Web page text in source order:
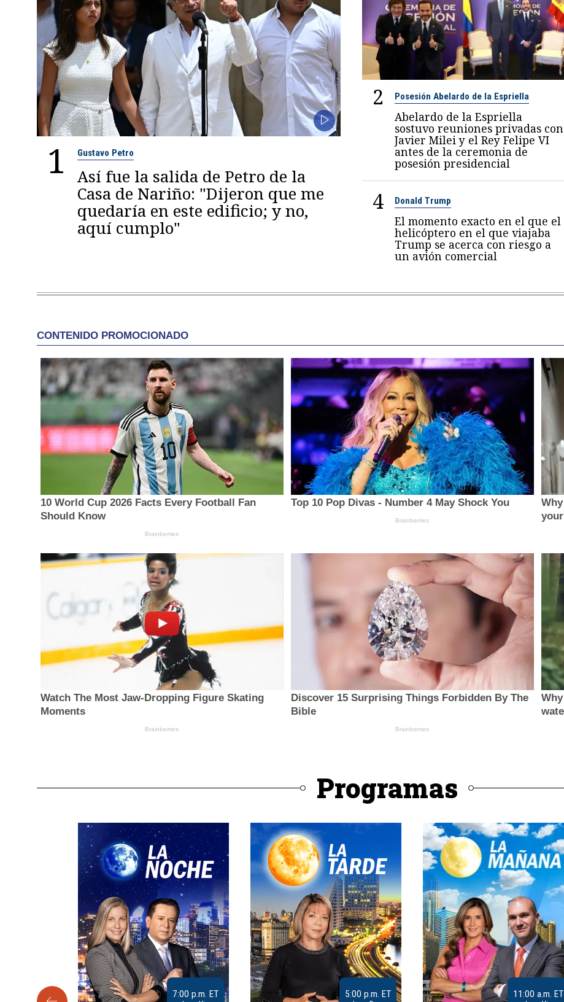
1 Gustavo Petro
Así fue la salida de Petro de la
Casa de Nariño: "Dijeron que me
quedaría en este edificio; y no,
aquí cumplo"
2 Posesión Abelardo de la Espriella
Abelardo de la Espriella
sostuvo reuniones privadas con
Javier Milei y el Rey Felipe VI
antes de la ceremonia de
posesión presidencial
4 Donald Trump
El momento exacto en el que el
helicóptero en el que viajaba
Trump se acerca con riesgo a
un avión comercial
Programas
9:30 a.m. ET 7:00 p.m. ET 5:00 p.m. ET 11:00 a.m. ET